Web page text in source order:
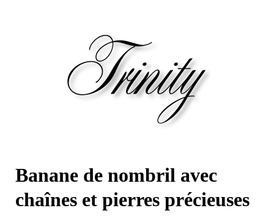
Banane de nombril avec
chaînes et pierres précieuses